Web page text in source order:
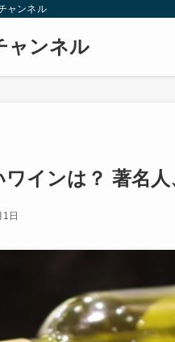
ャンネル
ャンネル
インは？ 著名
日